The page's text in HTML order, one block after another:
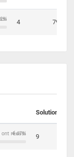
4 79
Solutions
4.47%
ont réussi 9